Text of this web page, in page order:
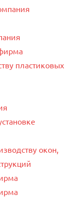
пластиковых
окон,